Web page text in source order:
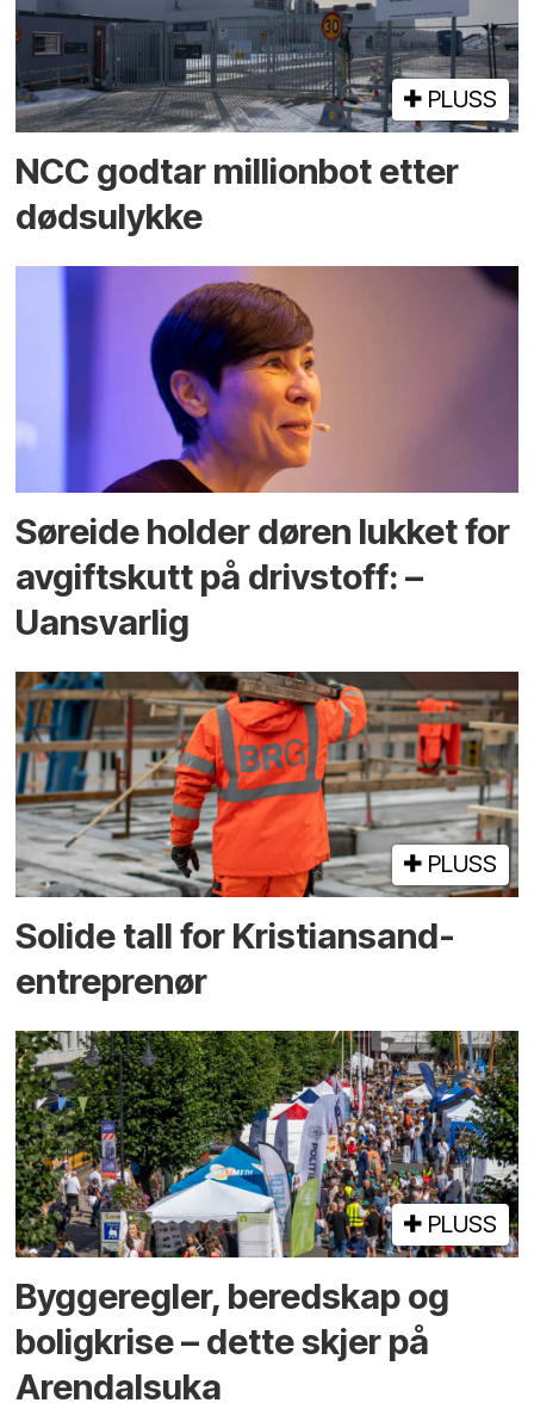
PLUSS
NCC godtar millionbot etter
dødsulykke
Søreide holder døren lukket for
avgiftskutt på drivstoff: –
Uansvarlig
PLUSS
Solide tall for Kristiansand-
entreprenør
PLUSS
Bygge­regler, beredskap og
bolig­krise – dette skjer på
Arendals­uka